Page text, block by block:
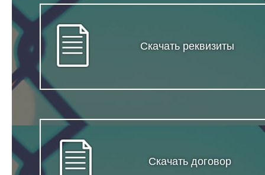
Скачать реквизиты
Скачать договор